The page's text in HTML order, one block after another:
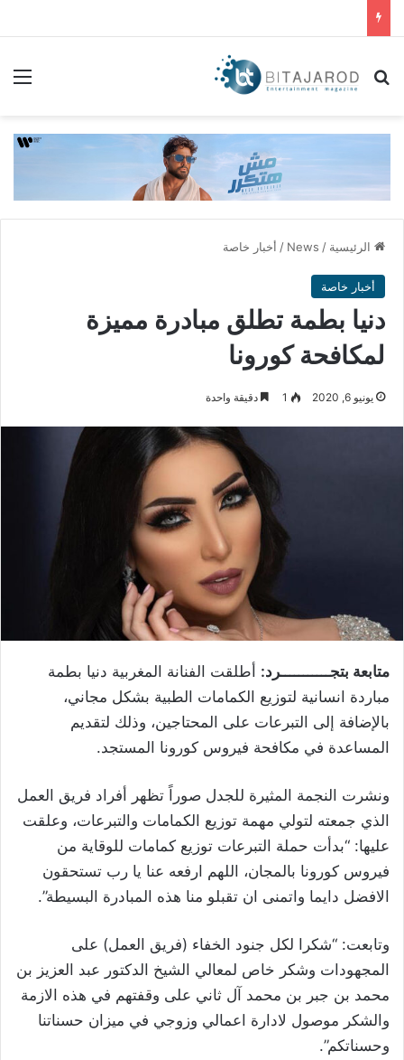
بحث عن
الرئيسية /
News
/ أخبار خاصة
أخبار خاصة
دنيا بطمة تطلق مبادرة مميزة
لمكافحة كورونا
يونيو 6, 2020 1 دقيقة واحدة
متابعة بتجـــــــــــرد: أطلقت الفنانة المغربية دنيا بطمة
مباردة انسانية لتوزيع الكمامات الطبية بشكل مجاني،
بالإضافة إلى التبرعات على المحتاجين، وذلك لتقديم
المساعدة في مكافحة فيروس كورونا المستجد.
ونشرت النجمة المثيرة للجدل صوراً تظهر أفراد فريق العمل
الذي جمعته لتولي مهمة توزيع الكمامات والتبرعات، وعلقت
عليها: “بدأت حملة التبرعات توزيع كمامات للوقاية من
فيروس كورونا بالمجان، اللهم ارفعه عنا يا رب تستحقون
الافضل دايما واتمنى ان تقبلو منا هذه المبادرة البسيطة”.
وتابعت: “شكرا لكل جنود الخفاء (فريق العمل) على
المجهودات وشكر خاص لمعالي الشيخ الدكتور عبد العزيز بن
محمد بن جبر بن محمد آل ثاني على وقفتهم في هذه الازمة
والشكر موصول لادارة اعمالي وزوجي في ميزان حسناتنا
وحسناتكم”.